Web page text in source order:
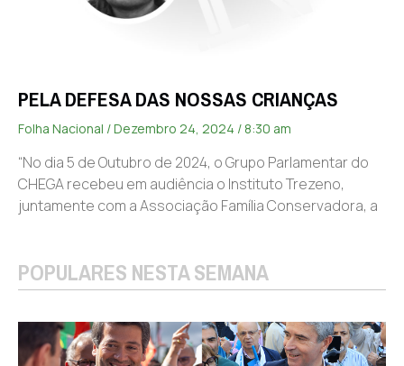
PELA DEFESA DAS NOSSAS CRIANÇAS
Folha Nacional Dezembro 24, 2024 8:30 am
“No dia 5 de Outubro de 2024, o Grupo Parlamentar do
CHEGA recebeu em audiência o Instituto Trezeno,
juntamente com a Associação Família Conservadora, a
POPULARES NESTA SEMANA